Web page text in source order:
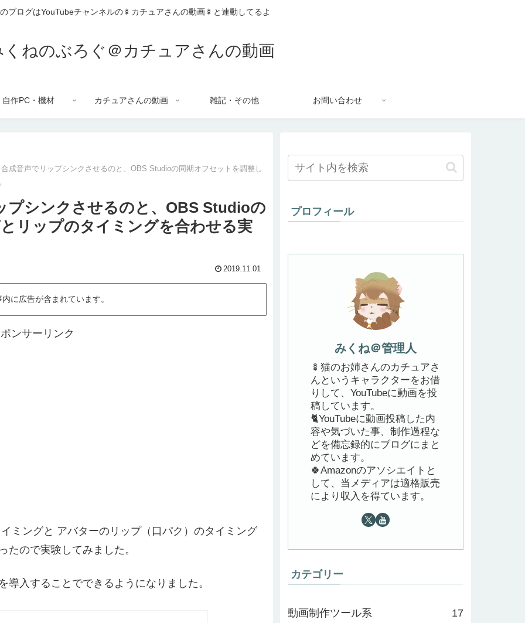
ブログはYouTubeチャンネルの🍢カチュアさんの動画🍢と連動してるよ
くねのぶろぐ＠カチュアさんの動画
自作PC・機材 カチュアさんの動画 雑記・その他 お問い合わせ
成音声でリップシンクさせるのと、OBS Studioの同期オフセットを調整し
プシンクさせるのと、OBS Studioの
リップのタイミングを合わせる実
2019.11.01
に広告が含まれています。
ンサーリンク
ングと アバターのリップ（口パク）のタイミング
たので実験してみました。
入することでできるようになりました。
プロフィール
みくね＠管理人
🍢猫のお姉さんのカチュアさ
んというキャラクターをお借
りして、YouTubeに動画を投
稿しています。
🐈YouTubeに動画投稿した内
容や気づいた事、制作過程な
どを備忘録的にブログにまと
めています。
🍀Amazonのアソシエイトと
して、当メディアは適格販売
により収入を得ています。
カテゴリー
動画制作ツール系 17